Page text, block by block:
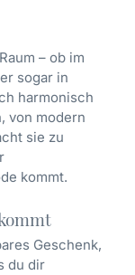
– ob im
sogar in
harmonisch
von modern
sie zu
kommt.
Geschenk,
du dir